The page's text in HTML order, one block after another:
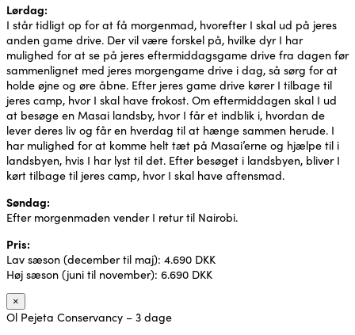
Lørdag:
I står tidligt op for at få morgenmad, hvorefter I skal ud på jeres
anden game drive. Der vil være forskel på, hvilke dyr I har
mulighed for at se på jeres eftermiddagsgame drive fra dagen før
sammenlignet med jeres morgengame drive i dag, så sørg for at
holde øjne og øre åbne. Efter jeres game drive kører I tilbage til
jeres camp, hvor I skal have frokost. Om eftermiddagen skal I ud
at besøge en Masai landsby, hvor I får et indblik i, hvordan de
lever deres liv og får en hverdag til at hænge sammen herude. I
har mulighed for at komme helt tæt på Masai’erne og hjælpe til i
landsbyen, hvis I har lyst til det. Efter besøget i landsbyen, bliver I
kørt tilbage til jeres camp, hvor I skal have aftensmad.
Søndag:
Efter morgenmaden vender I retur til Nairobi.
Pris:
Lav sæson (december til maj): 4.690 DKK
Høj sæson (juni til november): 6.690 DKK
×
Ol Pejeta Conservancy – 3 dage